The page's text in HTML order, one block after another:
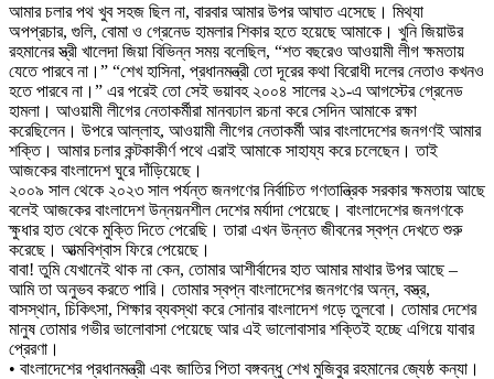
আমার চলার পথ খুব সহজ ছিল না, বারবার আমার উপর আঘাত এসেছে। মিথ্যা
অপপ্রচার, গুলি, বোমা ও গ্রেনেড হামলার শিকার হতে হয়েছে আমাকে। খুনি জিয়াউর
রহমানের স্ত্রী খালেদা জিয়া বিভিন্ন সময় বলেছিল, “শত বছরেও আওয়ামী লীগ ক্ষমতায়
যেতে পারবে না।” “শেখ হাসিনা, প্রধানমন্ত্রী তো দূরের কথা বিরোধী দলের নেতাও কখনও
হতে পারবে না।” এর পরেই তো সেই ভয়াবহ ২০০৪ সালের ২১-এ আগস্টের গ্রেনেড
হামলা। আওয়ামী লীগের নেতাকর্মীরা মানবঢাল রচনা করে সেদিন আমাকে রক্ষা
করেছিলেন। উপরে আল্লাহ, আওয়ামী লীগের নেতাকর্মী আর বাংলাদেশের জনগণই আমার
শক্তি। আমার চলার কন্টকাকীর্ণ পথে এরাই আমাকে সাহায্য করে চলেছেন। তাই
আজকের বাংলাদেশ ঘুরে দাঁড়িয়েছে।
২০০৯ সাল থেকে ২০২৩ সাল পর্যন্ত জনগণের নির্বাচিত গণতান্ত্রিক সরকার ক্ষমতায় আছে
বলেই আজকের বাংলাদেশ উন্নয়নশীল দেশের মর্যাদা পেয়েছে। বাংলাদেশের জনগণকে
ক্ষুধার হাত থেকে মুক্তি দিতে পেরেছি। তারা এখন উন্নত জীবনের স্বপ্ন দেখতে শুরু
করেছে। আত্মবিশ্বাস ফিরে পেয়েছে।
বাবা! তুমি যেখানেই থাক না কেন, তোমার আশীর্বাদের হাত আমার মাথার উপর আছে –
আমি তা অনুভব করতে পারি। তোমার স্বপ্ন বাংলাদেশের জনগণের অন্ন, বস্ত্র,
বাসস্থান, চিকিৎসা, শিক্ষার ব্যবস্থা করে সোনার বাংলাদেশ গড়ে তুলবো। তোমার দেশের
মানুষ তোমার গভীর ভালোবাসা পেয়েছে আর এই ভালোবাসার শক্তিই হচ্ছে এগিয়ে যাবার
প্রেরণা।
• বাংলাদেশের প্রধানমন্ত্রী এবং জাতির পিতা বঙ্গবন্ধু শেখ মুজিবুর রহমানের জ্যেষ্ঠ কন্যা।